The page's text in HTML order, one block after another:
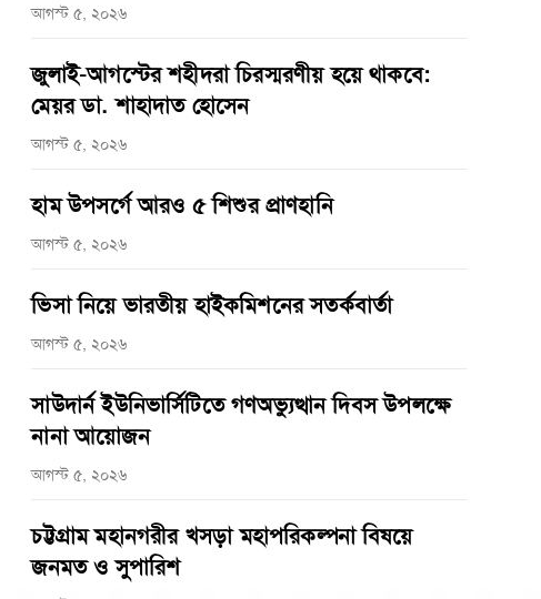
আগস্ট ৫, ২০২৬
জুলাই-আগস্টের শহীদরা চিরস্মরণীয় হয়ে থাকবে:
মেয়র ডা. শাহাদাত হোসেন
আগস্ট ৫, ২০২৬
হাম উপসর্গে আরও ৫ শিশুর প্রাণহানি
আগস্ট ৫, ২০২৬
ভিসা নিয়ে ভারতীয় হাইকমিশনের সতর্কবার্তা
আগস্ট ৫, ২০২৬
সাউদার্ন ইউনিভার্সিটিতে গণঅভ্যুত্থান দিবস উপলক্ষে
নানা আয়োজন
আগস্ট ৫, ২০২৬
চট্টগ্রাম মহানগরীর খসড়া মহাপরিকল্পনা বিষয়ে
জনমত ও সুপারিশ